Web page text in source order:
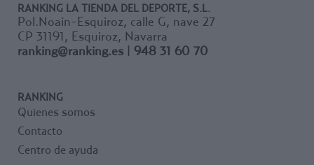
RANKING LA TIENDA DEL DEPORTE, S.L.
Pol.Noain-Esquiroz, calle G, nave 27
CP 31191, Esquiroz, Navarra
ranking@ranking.es
948 31 60 70
RANKING
Quienes somos
Contacto
Centro de ayuda